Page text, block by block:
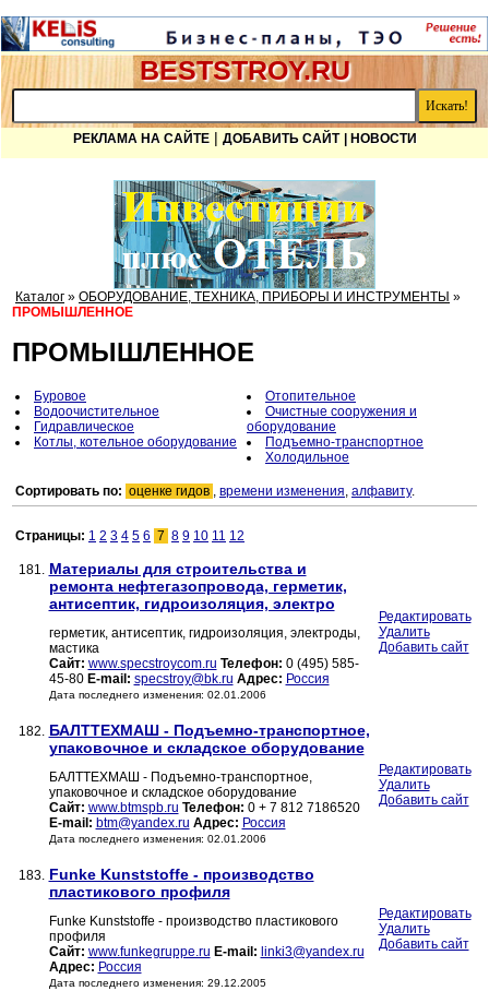
BESTSTROY.RU
РЕКЛАМА НА САЙТЕ| ДОБАВИТЬ САЙТ | НОВОСТИ
Каталог » ОБОРУДОВАНИЕ, ТЕХНИКА, ПРИБОРЫ И ИНСТРУМЕНТЫ »
ПРОМЫШЛЕННОЕ
ПРОМЫШЛЕННОЕ
Буровое
Водоочистительное
Гидравлическое
Котлы, котельное оборудование
Отопительное
Очистные сооружения и
оборудование
Подъемно-транспортное
Холодильное
Сортировать по: оценке гидов , времени изменения, алфавиту.
Страницы: 1 2 3 4 5 6 7 8 9 10 11 12
181. Материалы для строительства и
ремонта нефтегазопровода, герметик,
антисептик, гидроизоляция, электро
герметик, антисептик, гидроизоляция, электроды,
мастика
Сайт: www.specstroycom.ru Телефон: 0 (495) 585-
45-80 E-mail: specstroy@bk.ru Адрес: Россия
Дата последнего изменения: 02.01.2006
Редактировать
Удалить
Добавить сайт
182. БАЛТТЕХМАШ - Подъемно-транспортное,
упаковочное и складское оборудование
БАЛТТЕХМАШ - Подъемно-транспортное,
упаковочное и складское оборудование
Сайт: www.btmspb.ru Телефон: 0 + 7 812 7186520
E-mail: btm@yandex.ru Адрес: Россия
Дата последнего изменения: 02.01.2006
Редактировать
Удалить
Добавить сайт
183. Funke Kunststoffe - производство
пластикового профиля
Funke Kunststoffe - производство пластикового
профиля
Сайт: www.funkegruppe.ru E-mail: linki3@yandex.ru
Адрес: Россия
Дата последнего изменения: 29.12.2005
Редактировать
Удалить
Добавить сайт